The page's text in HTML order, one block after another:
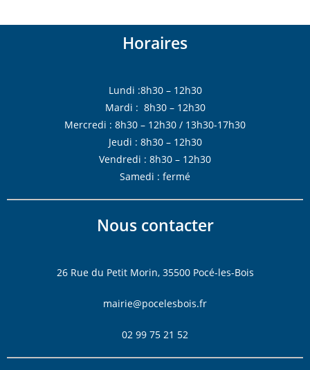
Horaires
Lundi :8h30 – 12h30
Mardi : 8h30 – 12h30
Mercredi : 8h30 – 12h30 / 13h30-17h30
Jeudi : 8h30 – 12h30
Vendredi : 8h30 – 12h30
Samedi : fermé
Nous contacter
26 Rue du Petit Morin, 35500 Pocé-les-Bois
mairie@pocelesbois.fr
02 99 75 21 52